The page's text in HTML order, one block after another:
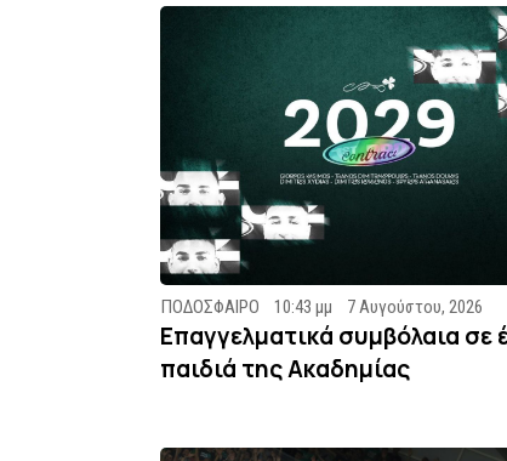
ΠΟΔΟΣΦΑΙΡΟ 10:43 μμ 7 Αυγούστου, 2026
Επαγγελματικά συμβόλαια σε
παιδιά της Ακαδημίας